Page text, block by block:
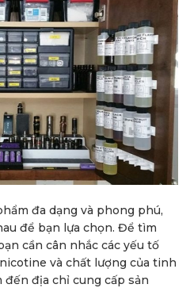
đa dạng và phong phú,
để bạn lựa chọn. Để tìm
cần cân nhắc các yếu tố
và chất lượng của tinh
đến địa chỉ cung cấp sản